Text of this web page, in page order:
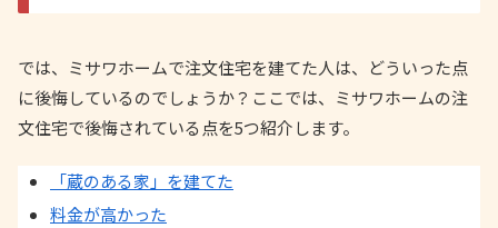
では、ミサワホームで注文住宅を建てた人は、どういった点
に後悔しているのでしょうか？ここでは、ミサワホームの注
文住宅で後悔されている点を5つ紹介します。
「蔵のある家」を建てた
料金が高かった